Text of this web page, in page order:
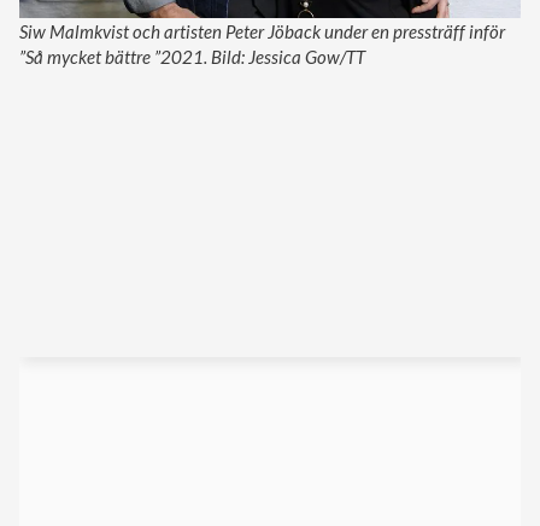
Siw Malmkvist och artisten Peter Jöback under en pressträff inför
”Så mycket bättre ”2021. Bild: Jessica Gow/TT